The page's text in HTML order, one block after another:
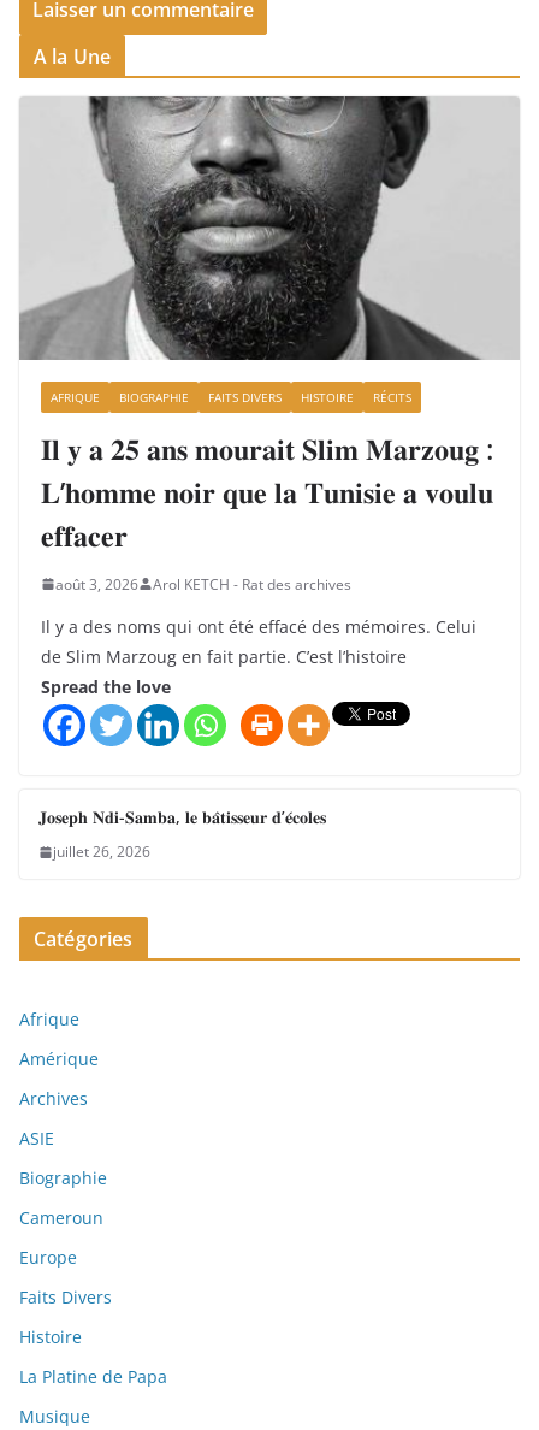
A la Une
AFRIQUE BIOGRAPHIE FAITS DIVERS HISTOIRE RÉCITS
𝐈𝐥 𝐲 𝐚 𝟐𝟓 𝐚𝐧𝐬 𝐦𝐨𝐮𝐫𝐚𝐢𝐭 𝐒𝐥𝐢𝐦 𝐌𝐚𝐫𝐳𝐨𝐮𝐠 :
𝐋’𝐡𝐨𝐦𝐦𝐞 𝐧𝐨𝐢𝐫 𝐪𝐮𝐞 𝐥𝐚 𝐓𝐮𝐧𝐢𝐬𝐢𝐞 𝐚 𝐯𝐨𝐮𝐥𝐮
𝐞𝐟𝐟𝐚𝐜𝐞𝐫
août 3, 2026 Arol KETCH - Rat des archives
Il y a des noms qui ont été effacé des mémoires. Celui
de Slim Marzoug en fait partie. C’est l’histoire
Spread the love
𝐉𝐨𝐬𝐞𝐩𝐡 𝐍𝐝𝐢-𝐒𝐚𝐦𝐛𝐚, 𝐥𝐞 𝐛𝐚̂𝐭𝐢𝐬𝐬𝐞𝐮𝐫 𝐝’𝐞́𝐜𝐨𝐥𝐞𝐬
juillet 26, 2026
Catégories
Afrique
Amérique
Archives
ASIE
Biographie
Cameroun
Europe
Faits Divers
Histoire
La Platine de Papa
Musique